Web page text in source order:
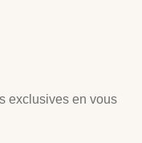
exclusives en vous